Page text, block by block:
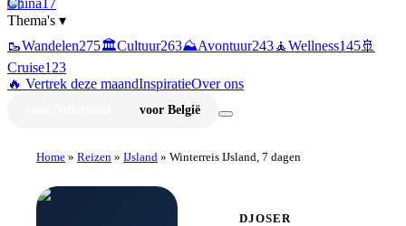
Thema's ▾
🥾Wandelen275🏛️Cultuur263⛰️Avontuur243🧘Wellness145🚢
Cruise123
🔥 Vertrek deze maandInspiratieOver ons
voor België
Home » Reizen » IJsland » Winterreis IJsland, 7 dagen
DJOSER